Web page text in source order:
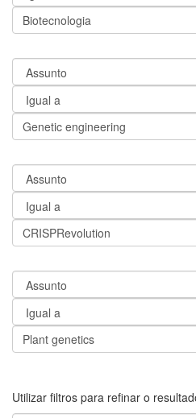
Utilizar filtros para refinar o